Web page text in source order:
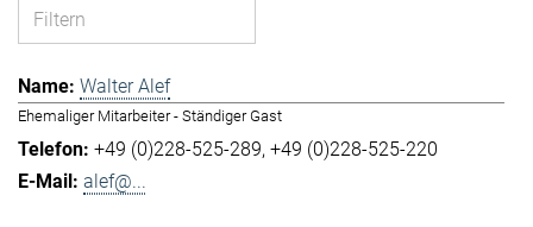
Walter Alef
Ehemaliger Mitarbeiter - Ständiger Gast
+49 (0)228-525-289 +49 (0)228-525-220
alef@...